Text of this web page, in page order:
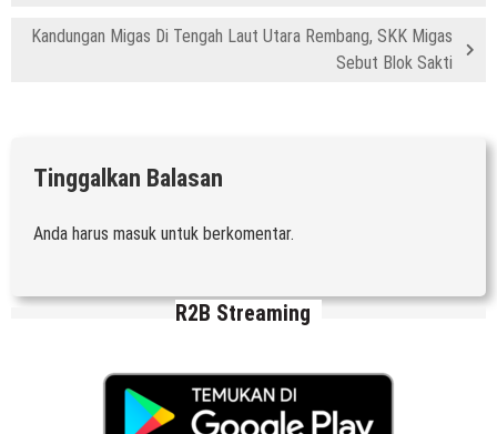
Kandungan Migas Di Tengah Laut Utara Rembang, SKK Migas
Sebut Blok Sakti
Tinggalkan Balasan
Anda harus masuk untuk berkomentar.
R2B Streaming